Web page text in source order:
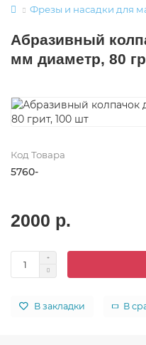
Фрезы и насадки для
Абразивный
мм диаметр, 80
Код Товара
5760-
2000 р.
В закладки В